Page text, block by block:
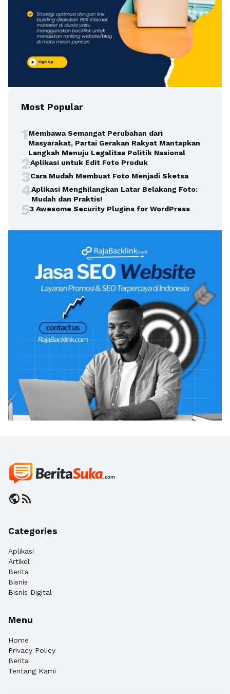
Most Popular
1Membawa Semangat Perubahan dari
Masyarakat, Partai Gerakan Rakyat Mantapkan
Langkah Menuju Legalitas Politik Nasional
2Aplikasi untuk Edit Foto Produk
3Cara Mudah Membuat Foto Menjadi Sketsa
4Aplikasi Menghilangkan Latar Belakang Foto:
Mudah dan Praktis!
53 Awesome Security Plugins for WordPress
publicrss_feed
Categories
Aplikasi
Artikel
Berita
Bisnis
Bisnis Digital
Menu
Home
Privacy Policy
Berita
Tentang Kami